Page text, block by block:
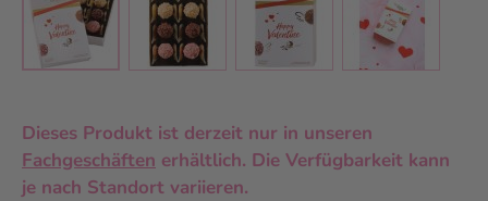
Dieses Produkt ist derzeit nur in unseren
Fachgeschäften erhältlich. Die Verfügbarkeit kann
je nach Standort variieren.